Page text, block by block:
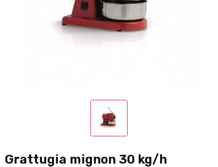
Grattugia mignon 30 kg/h